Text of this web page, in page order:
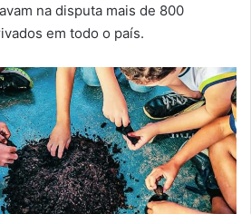
na disputa mais de 800
em todo o país.